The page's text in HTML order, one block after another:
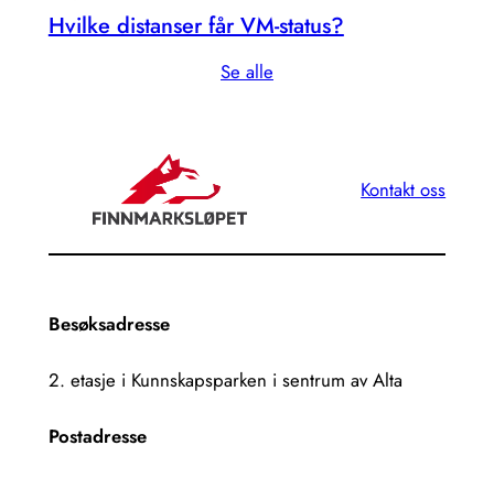
Hvilke distanser får VM-status?
Se alle
Kontakt oss
Besøksadresse
2. etasje i Kunnskapsparken i sentrum av Alta
Postadresse